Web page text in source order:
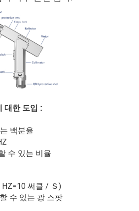
대한 도입 :
백분율
수 있는 비율
HZ=10 써클 / Ｓ)
수 있는 광 스팟